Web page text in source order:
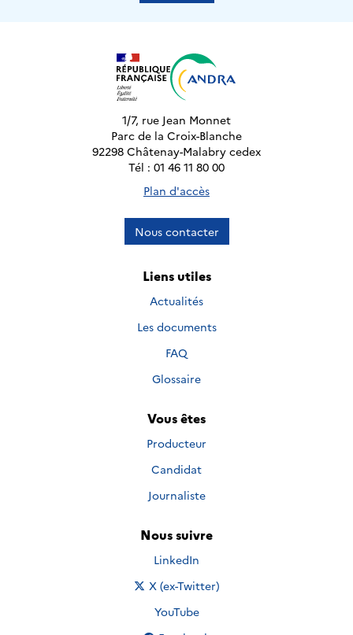
1/7, rue Jean Monnet
Parc de la Croix-Blanche
92298 Châtenay-Malabry cedex
Tél : 01 46 11 80 00
Plan d'accès
Nous contacter
Liens utiles
Actualités
Les documents
FAQ
Glossaire
Vous êtes
Producteur
Candidat
Journaliste
Nous suivre
Nous suivre sur
LinkedIn
Nous suivre sur
X (ex-Twitter)
Nous suivre sur
YouTube